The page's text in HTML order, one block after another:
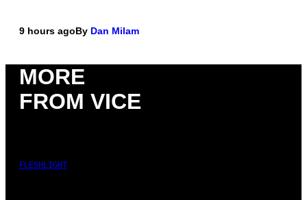
9 hours agoBy Dan Milam
MORE
FROM VICE
FLESHLIGHT